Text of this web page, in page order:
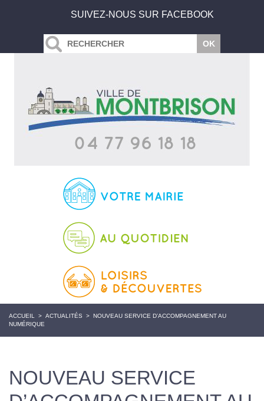
SUIVEZ-NOUS SUR FACEBOOK
ACCUEIL > ACTUALITÉS > NOUVEAU SERVICE D’ACCOMPAGNEMENT AU
NUMÉRIQUE
NOUVEAU SERVICE